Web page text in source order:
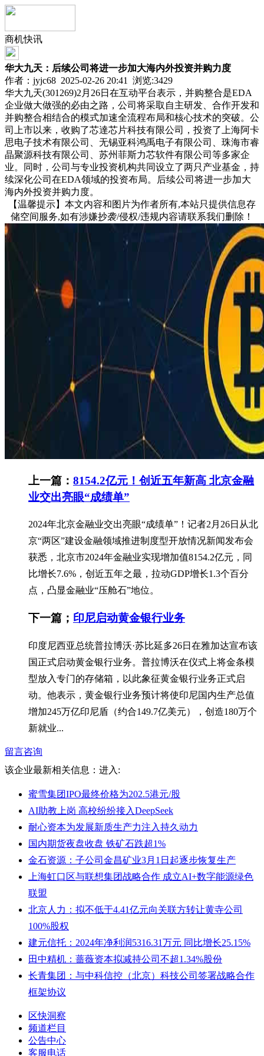
商机快讯
华大九天：后续公司将进一步加大海内外投资并购力度
作者：jyjc68 2025-02-26 20:41 浏览:3429
华大九天(301269)2月26日在互动平台表示，并购整合是EDA
企业做大做强的必由之路，公司将采取自主研发、合作开发和
并购整合相结合的模式加速全流程布局和核心技术的突破。公
司上市以来，收购了芯達芯片科技有限公司，投资了上海阿卡
思电子技术有限公司、无锡亚科鸿禹电子有限公司、珠海市睿
晶聚源科技有限公司、苏州菲斯力芯软件有限公司等多家企
业。同时，公司与专业投资机构共同设立了两只产业基金，持
续深化公司在EDA领域的投资布局。后续公司将进一步加大
海内外投资并购力度。
【温馨提示】本文内容和图片为作者所有,本站只提供信息存
储空间服务,如有涉嫌抄袭/侵权/违规内容请联系我们删除！
上一篇： 8154.2亿元！创近五年新高 北京金融
业交出亮眼“成绩单”
2024年北京金融业交出亮眼“成绩单”！记者2月26日从北
京“两区”建设金融领域推进制度型开放情况新闻发布会
获悉，北京市2024年金融业实现增加值8154.2亿元，同
比增长7.6%，创近五年之最，拉动GDP增长1.3个百分
点，凸显金融业“压舱石”地位。
下一篇； 印尼启动黄金银行业务
印度尼西亚总统普拉博沃·苏比延多26日在雅加达宣布该
国正式启动黄金银行业务。普拉博沃在仪式上将金条模
型放入专门的存储箱，以此象征黄金银行业务正式启
动。他表示，黄金银行业务预计将使印尼国内生产总值
增加245万亿印尼盾（约合149.7亿美元），创造180万个
新就业...
留言咨询
该企业最新相关信息： 进入:
蜜雪集团IPO最终价格为202.5港元/股
AI助教上岗 高校纷纷接入DeepSeek
耐心资本为发展新质生产力注入持久动力
国内期货夜盘收盘 铁矿石跌超1%
金石资源：子公司金昌矿业3月1日起逐步恢复生产
上海虹口区与联想集团战略合作 成立AI+数字能源绿色
联盟
北京人力：拟不低于4.41亿元向关联方转让黄寺公司
100%股权
建元信托：2024年净利润5316.31万元 同比增长25.15%
田中精机：蔷薇资本拟减持公司不超1.34%股份
长青集团：与中科信控（北京）科技公司签署战略合作
框架协议
区快洞察
频道栏目
公告中心
客服电话